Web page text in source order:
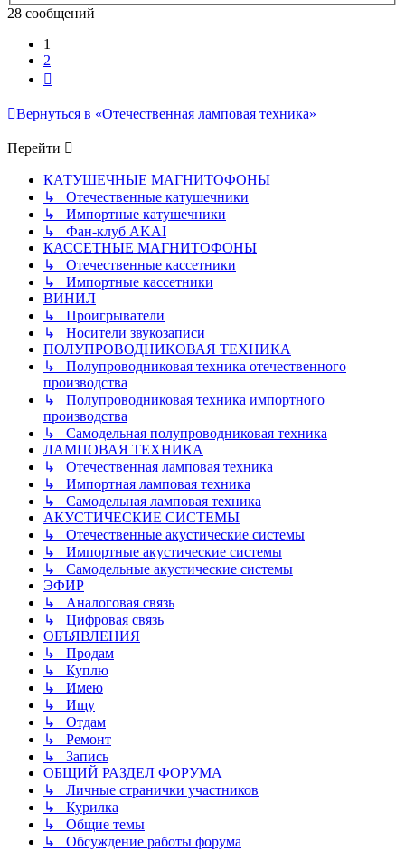
28 сообщений
1
2
Вернуться в «Отечественная ламповая техника»
Перейти
КАТУШЕЧНЫЕ МАГНИТОФОНЫ
↳ Отечественные катушечники
↳ Импортные катушечники
↳ Фан-клуб AKAI
КАССЕТНЫЕ МАГНИТОФОНЫ
↳ Отечественные кассетники
↳ Импортные кассетники
ВИНИЛ
↳ Проигрыватели
↳ Носители звукозаписи
ПОЛУПРОВОДНИКОВАЯ ТЕХНИКА
↳ Полупроводниковая техника отечественного
производства
↳ Полупроводниковая техника импортного
производства
↳ Самодельная полупроводниковая техника
ЛАМПОВАЯ ТЕХНИКА
↳ Отечественная ламповая техника
↳ Импортная ламповая техника
↳ Самодельная ламповая техника
АКУСТИЧЕСКИЕ СИСТЕМЫ
↳ Отечественные акустические системы
↳ Импортные акустические системы
↳ Самодельные акустические системы
ЭФИР
↳ Аналоговая связь
↳ Цифровая связь
ОБЪЯВЛЕНИЯ
↳ Продам
↳ Куплю
↳ Имею
↳ Ищу
↳ Отдам
↳ Ремонт
↳ Запись
ОБЩИЙ РАЗДЕЛ ФОРУМА
↳ Личные странички участников
↳ Курилка
↳ Общие темы
↳ Обсуждение работы форума